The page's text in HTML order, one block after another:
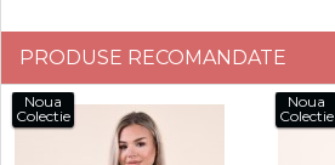
PRODUSE RECOMANDATE
Noua
Colectie
Noua
Colectie